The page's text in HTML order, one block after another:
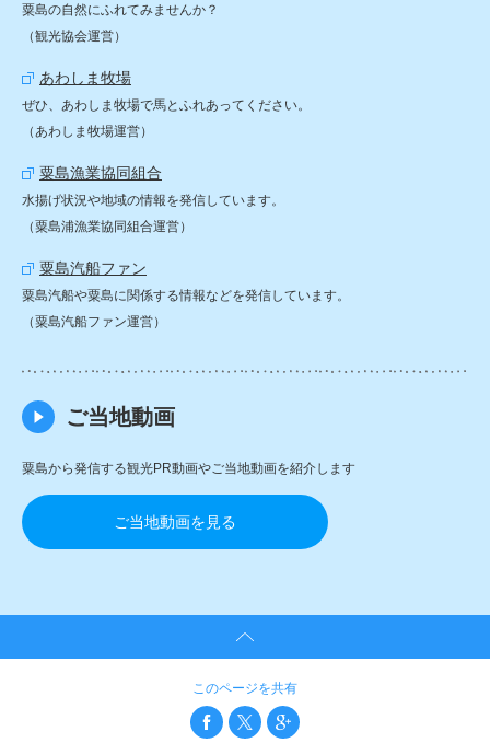
粟島の自然にふれてみませんか？
（観光協会運営）
あわしま牧場
ぜひ、あわしま牧場で馬とふれあってください。
（あわしま牧場運営）
粟島漁業協同組合
水揚げ状況や地域の情報を発信しています。
（粟島浦漁業協同組合運営）
粟島汽船ファン
粟島汽船や粟島に関係する情報などを発信しています。
（粟島汽船ファン運営）
ご当地動画
粟島から発信する観光PR動画やご当地動画を紹介します
ご当地動画を見る
このページを共有